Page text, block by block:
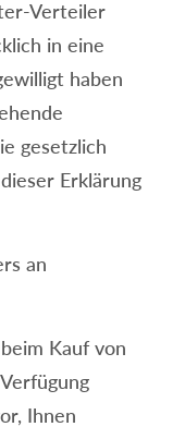
Verteiler
in eine
haben
gesetzlich
Erklärung
an
Kauf von
Ihnen